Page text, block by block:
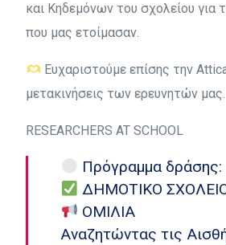
και Κηδεμόνων του σχολείου για
που μας ετοίμασαν.
Ευχαριστούμε επίσης την
μετακινήσεις των ερευνητών μας.
RESEARCHERS AT SCHOOL
Πρόγραμμα δράσης:
ΔΗΜΟΤΙΚΟ
ΟΜΙΛΙΑ
Αναζητώντας τις